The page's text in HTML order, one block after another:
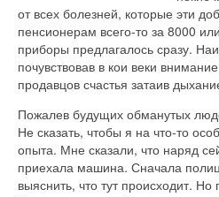
от всех болезней, которые эти
пенсионерам всего-то за 8000
приборы предлагалось сразу.
почувствовав в кои веки
продавцов счастья затаив
Пожалев будущих обманутых
Не сказать, чтобы я на что-то
опыта. Мне сказали, что наряд
приехала машина. Сначала
выяснить, что тут происходит. Но